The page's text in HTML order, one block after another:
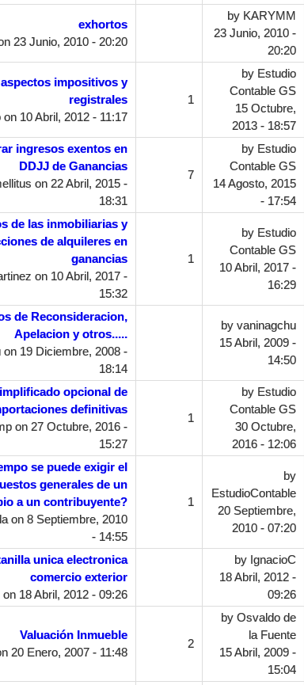
exhortos
23 Junio, 2010 - 20:20
by KARYMM
23 Junio, 2010 -
20:20
impositivos y
registrales
on 10 Abril, 2012 - 11:17
1
by Estudio
Contable GS
15 Octubre,
2013 - 18:57
ingresos exentos en
DDJJ de Ganancias
on 22 Abril, 2015 -
18:31
7
by Estudio
Contable GS
14 Agosto, 2015
- 17:54
de las inmobiliarias y
de alquileres en
ganancias
on 10 Abril, 2017 -
15:32
1
by Estudio
Contable GS
10 Abril, 2017 -
16:29
de Reconsideracion,
Apelacion y otros.....
on 19 Diciembre, 2008 -
18:14
by vaninagchu
15 Abril, 2009 -
14:50
opcional de
definitivas
on 27 Octubre, 2016 -
15:27
1
by Estudio
Contable GS
30 Octubre,
2016 - 12:06
se puede exigir el
generales de un
a un contribuyente?
on 8 Septiembre, 2010
- 14:55
1
by
EstudioContable
20 Septiembre,
2010 - 07:20
unica electronica
comercio exterior
on 18 Abril, 2012 - 09:26
by IgnacioC
18 Abril, 2012 -
09:26
Valuación Inmueble
20 Enero, 2007 - 11:48
2
by Osvaldo de
la Fuente
15 Abril, 2009 -
15:04